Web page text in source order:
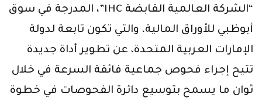
“الشركة العالمية القابضة IHC”، المدرجة في سوق
أبوظبي للأوراق المالية، والتي تكون تابعة لدولة
الإمارات العربية المتحدة، عن تطوير أداة جديدة
تتيح إجراء فحوص جماعية فائقة السرعة في خلال
ثوان ما يسمح بتوسيع دائرة الفحوصات في خطوة